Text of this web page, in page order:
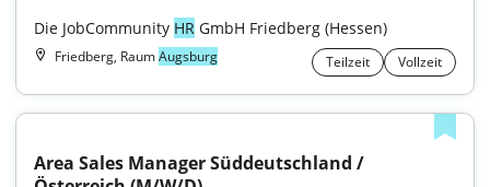
Die JobCommunity HR GmbH Friedberg (Hessen)
Friedberg, RaumAugsburg Teilzeit Vollzeit
Area Sales Manager Süddeutschland /